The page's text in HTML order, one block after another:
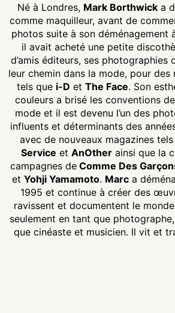
Né à Londres, Mark Borthwicka
comme maquilleur, avant de
photos suite à son déménagement
il avait acheté une petite
d’amis éditeurs, ses photographies
leur chemin dans la mode, pour
tels que i-D et The Face. Son
couleurs a brisé les conventions
mode et il est devenu l’un des
influents et déterminants des
avec de nouveaux magazines
Service et AnOtherainsi que la
campagnes de Comme Des
et Yohji Yamamoto. Marca
1995 et continue à créer des
ravissent et documentent le
seulement en tant que
que cinéaste et musicien. Il vit et